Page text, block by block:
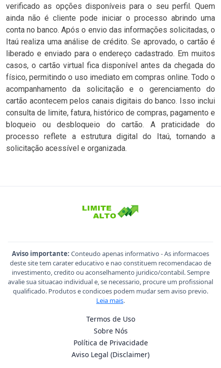
verificado as opções disponíveis para o seu perfil. Quem
ainda não é cliente pode iniciar o processo abrindo uma
conta no banco. Após o envio das informações solicitadas, o
Itaú realiza uma análise de crédito. Se aprovado, o cartão é
liberado e enviado para o endereço cadastrado. Em muitos
casos, o cartão virtual fica disponível antes da chegada do
físico, permitindo o uso imediato em compras online. Todo o
acompanhamento da solicitação e o gerenciamento do
cartão acontecem pelos canais digitais do banco. Isso inclui
consulta de limite, fatura, histórico de compras, pagamento e
bloqueio ou desbloqueio do cartão. A praticidade do
processo reflete a estrutura digital do Itaú, tornando a
solicitação acessível e organizada.
Aviso importante: Conteudo apenas informativo - As informacoes
deste site tem carater educativo e nao constituem recomendacao de
investimento, credito ou aconselhamento juridico/contabil. Sempre
avalie sua situacao individual e, se necessario, procure um profissional
qualificado. Produtos e condicoes podem mudar sem aviso previo.
Leia mais.
Termos de Uso
Sobre Nós
Política de Privacidade
Aviso Legal (Disclaimer)